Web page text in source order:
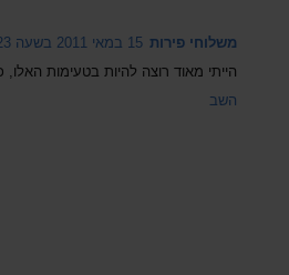
משלוחי פירות 15 במאי 2011 בשעה 15:23
הייתי מאוד רוצה להיות בטעימות
השב